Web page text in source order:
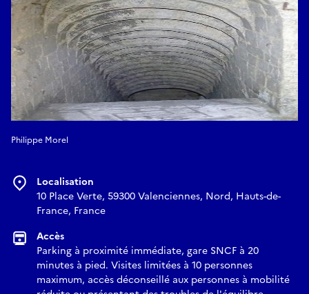
Philippe Morel
Localisation
10 Place Verte, 59300 Valenciennes, Nord, Hauts-de-
France, France
Accès
Parking à proximité immédiate, gare SNCF à 20
minutes à pied. Visites limitées à 10 personnes
maximum, accès déconseillé aux personnes à mobilité